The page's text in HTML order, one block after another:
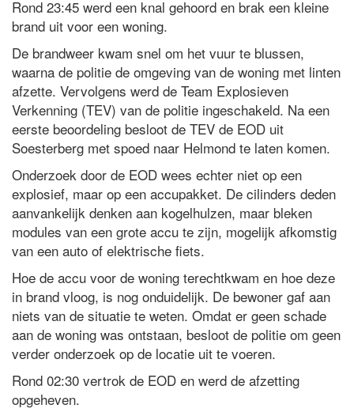
Rond 23:45 werd een knal gehoord en brak een kleine
brand uit voor een woning.
De brandweer kwam snel om het vuur te blussen,
waarna de politie de omgeving van de woning met linten
afzette. Vervolgens werd de Team Explosieven
Verkenning (TEV) van de politie ingeschakeld. Na een
eerste beoordeling besloot de TEV de EOD uit
Soesterberg met spoed naar Helmond te laten komen.
Onderzoek door de EOD wees echter niet op een
explosief, maar op een accupakket. De cilinders deden
aanvankelijk denken aan kogelhulzen, maar bleken
modules van een grote accu te zijn, mogelijk afkomstig
van een auto of elektrische fiets.
Hoe de accu voor de woning terechtkwam en hoe deze
in brand vloog, is nog onduidelijk. De bewoner gaf aan
niets van de situatie te weten. Omdat er geen schade
aan de woning was ontstaan, besloot de politie om geen
verder onderzoek op de locatie uit te voeren.
Rond 02:30 vertrok de EOD en werd de afzetting
opgeheven.